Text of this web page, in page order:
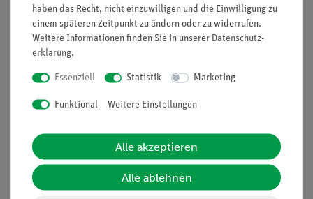
Bestimmung wird im sauren Bereich, meistens bei pH 3,5
durchgeführt. Deshalb müssen Lebensmittelextrakte teilweise
mit Essigsäure bzw. Natriumacetat auf den gewünschten pH-
Versuch ist Teil einer Komplettlösung mit zahlreichen
Versuchen aus dem Bereich Lebensmittelchemie -
Kohlenhydrate, Vitamine und Zusatzstoffe, einfacher
haben das Recht, nicht einzuwilligen und die Einwilligung zu
einem späteren Zeitpunkt zu ändern oder zu widerrufen.
Weitere Informationen finden Sie in unserer Daten­schutz­
erklärung.
Essenziell Statistik Marketing
Funktional Weitere Einstellungen
Alle akzeptieren
Alle ablehnen